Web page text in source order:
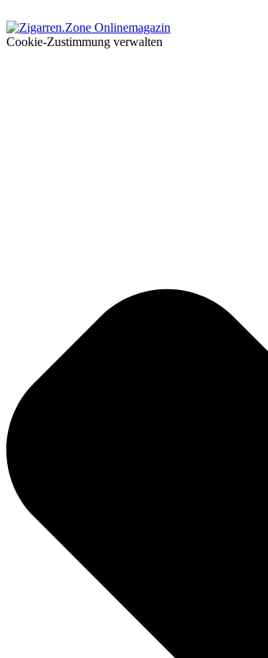
Cookie-Zustimmung verwalten